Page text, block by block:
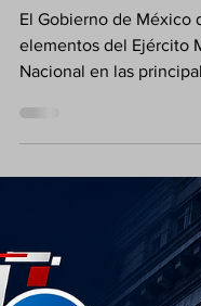
Michoacán
El Gobierno de México
elementos del Ejército
de reforzar la
operaciones del sector
extorsiones contra
empacadores.